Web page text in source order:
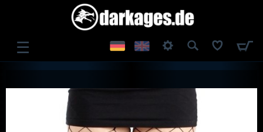
☰
REGISTRIEREN